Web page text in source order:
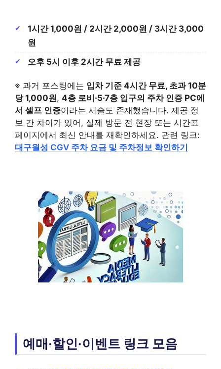
1시간 1,000원 / 2시간 2,000원 / 3시간 3,000
원
오후 5시 이후 2시간 무료 제공
※ 과거 포스팅에는 입차 기준 4시간 무료, 초과 10분
당 1,000원, 4층 로비·5·7층 입구의 주차 인증 PC에
서 셀프 인증이라는 서술도 존재했습니다. 제공 정
보 간 차이가 있어, 실제 방문 전 현장 또는 시간표
페이지에서 최신 안내를 재확인하세요. 관련 링크:
대구월성 CGV 주차 요금 및 주차정보 확인하기
예매·할인·이벤트 링크 모음